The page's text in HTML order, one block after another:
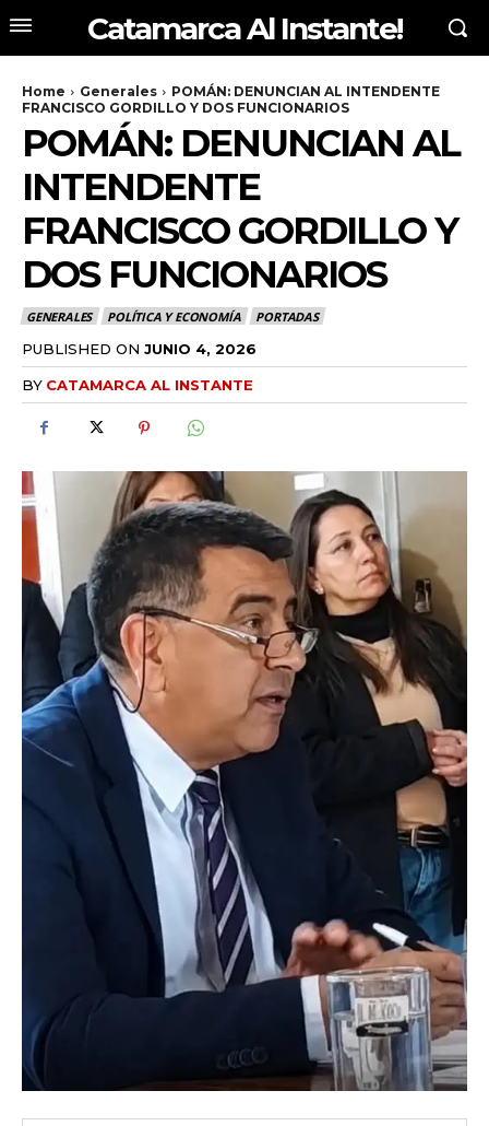
Catamarca Al Instante!
Home Generales
POMÁN: DENUNCIAN AL INTENDENTE
FRANCISCO GORDILLO Y DOS FUNCIONARIOS
POMÁN: DENUNCIAN AL
INTENDENTE
FRANCISCO GORDILLO Y
DOS FUNCIONARIOS
GENERALES POLÍTICA Y ECONOMÍA PORTADAS
PUBLISHED ON JUNIO 4, 2026
BY CATAMARCA AL INSTANTE